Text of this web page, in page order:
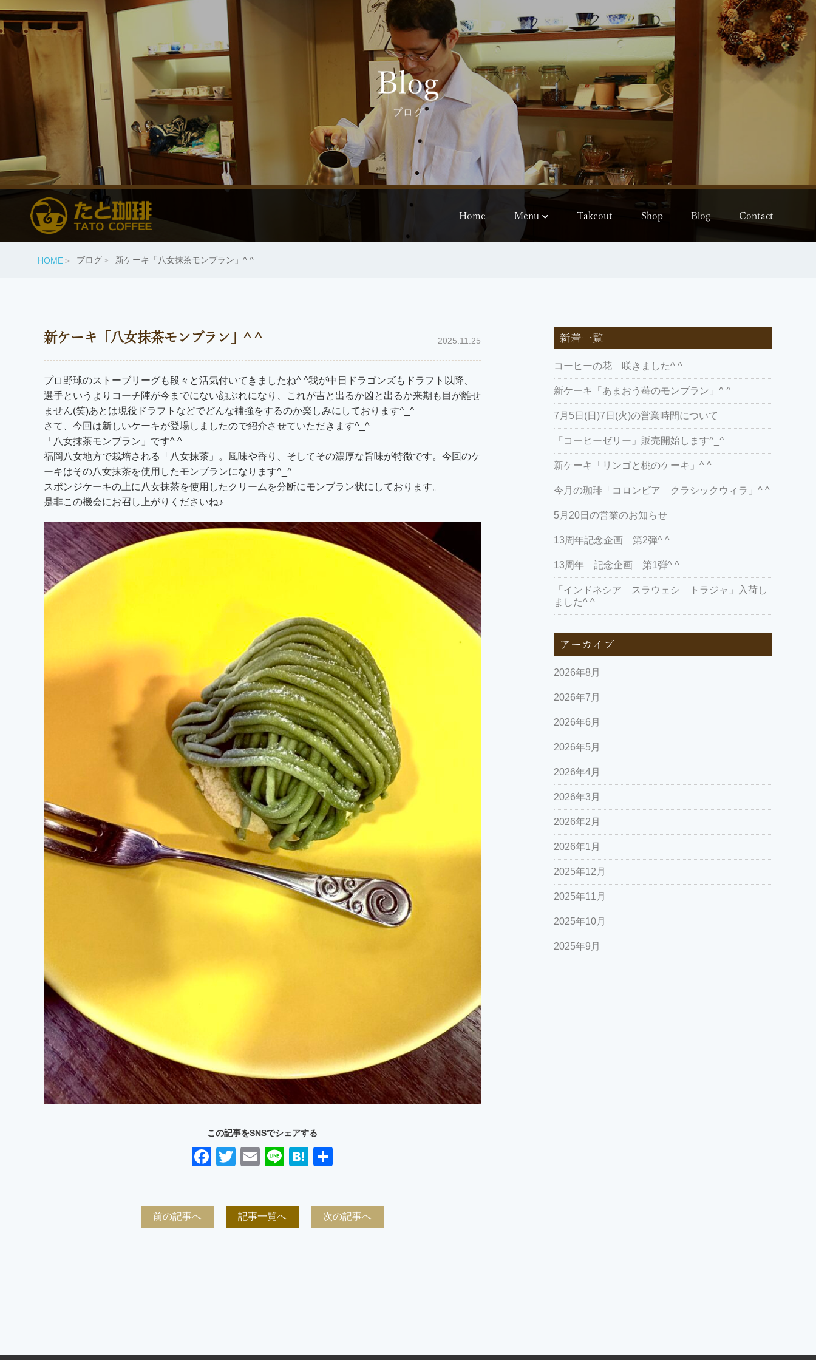
Blog
ブログ
Home Menu Takeout Shop Blog Contact
HOME ブログ 新ケーキ「八女抹茶モンブラン」^ ^
新ケーキ「八女抹茶モンブラン」^ ^ 2025.11.25
プロ野球のストーブリーグも段々と活気付いてきましたね^ ^我が中日ドラゴンズもドラフト以降、
選手というよりコーチ陣が今までにない顔ぶれになり、これが吉と出るか凶と出るか来期も目が離せ
ません(笑)あとは現役ドラフトなどでどんな補強をするのか楽しみにしております^_^
さて、今回は新しいケーキが登場しましたので紹介させていただきます^_^
「八女抹茶モンブラン」です^ ^
福岡八女地方で栽培される「八女抹茶」。風味や香り、そしてその濃厚な旨味が特徴です。今回のケ
ーキはその八女抹茶を使用したモンブランになります^_^
スポンジケーキの上に八女抹茶を使用したクリームを分断にモンブラン状にしております。
是非この機会にお召し上がりくださいね♪
この記事をSNSでシェアする
Facebook
TwitterEmailLineHatena
前の記事へ 記事一覧へ 次の記事へ
新着一覧
コーヒーの花 咲きました^ ^
新ケーキ「あまおう苺のモンブラン」^ ^
7月5日(日)7日(火)の営業時間について
「コーヒーゼリー」販売開始します^_^
新ケーキ「リンゴと桃のケーキ」^ ^
今月の珈琲「コロンビア クラシックウィラ」^ ^
5月20日の営業のお知らせ
13周年記念企画 第2弾^ ^
13周年 記念企画 第1弾^ ^
「インドネシア スラウェシ トラジャ」入荷し
ました^ ^
アーカイブ
2026年8月
2026年7月
2026年6月
2026年5月
2026年4月
2026年3月
2026年2月
2026年1月
2025年12月
2025年11月
2025年10月
2025年9月